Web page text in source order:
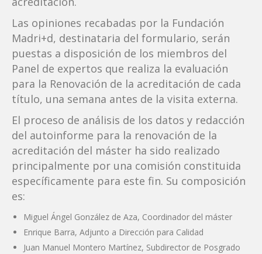
Las opiniones recabadas por la Fundación
Madri+d, destinataria del formulario, serán
puestas a disposición de los miembros del
Panel de expertos que realiza la evaluación
para la Renovación de la acreditación de cada
título, una semana antes de la visita externa.
El proceso de análisis de los datos y redacción
del autoinforme para la renovación de la
acreditación del máster ha sido realizado
principalmente por una comisión constituida
específicamente para este fin. Su composición
es:
Miguel Ángel González de Aza, Coordinador del máster
Enrique Barra, Adjunto a Dirección para Calidad
Juan Manuel Montero Martínez, Subdirector de Posgrado